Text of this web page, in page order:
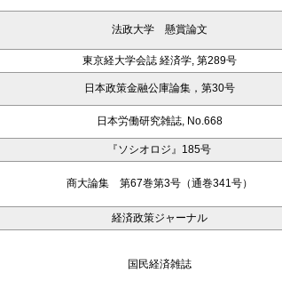
法政大学 懸賞論文
東京経大学会誌 経済学, 第289号
日本政策金融公庫論集，第30号
日本労働研究雑誌, No.668
『ソシオロジ』185号
商大論集 第67巻第3号（通巻341号）
経済政策ジャーナル
国民経済雑誌